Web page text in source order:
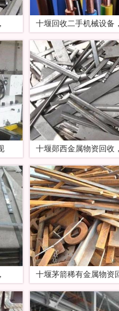
十堰回收二手机械设备
十堰郧西金属物资回收
十堰茅箭稀有金属物资